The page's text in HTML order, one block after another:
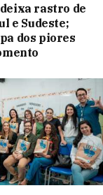
rastro de
e Sudeste;
dos piores